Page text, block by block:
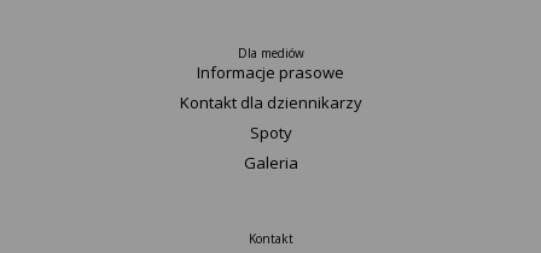
Dla mediów
Informacje prasowe
Kontakt dla dziennikarzy
Spoty
Galeria
Kontakt